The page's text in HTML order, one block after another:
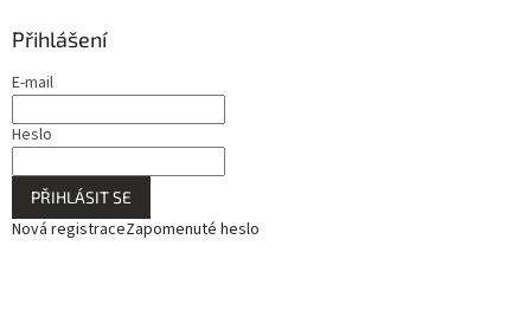
Přihlášení
E-mail
Heslo
PŘIHLÁSIT SE
Nová registraceZapomenuté heslo